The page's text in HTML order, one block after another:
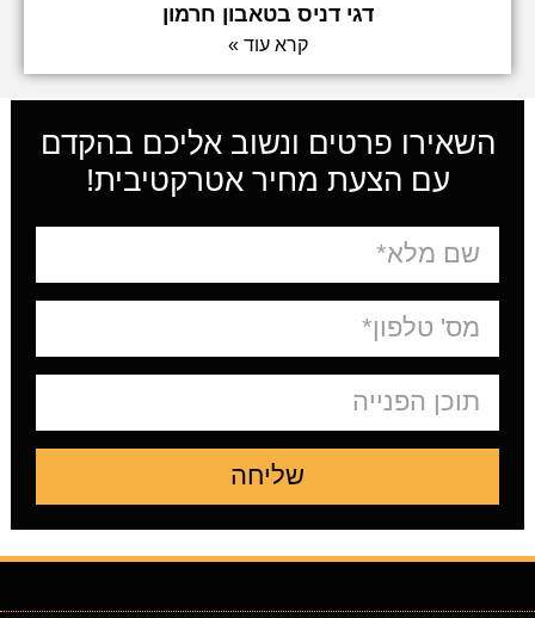
דגי דניס בטאבון חרמון
קרא עוד »
השאירו פרטים ונשוב אליכם בהקדם
עם הצעת מחיר אטרקטיבית!
שליחה